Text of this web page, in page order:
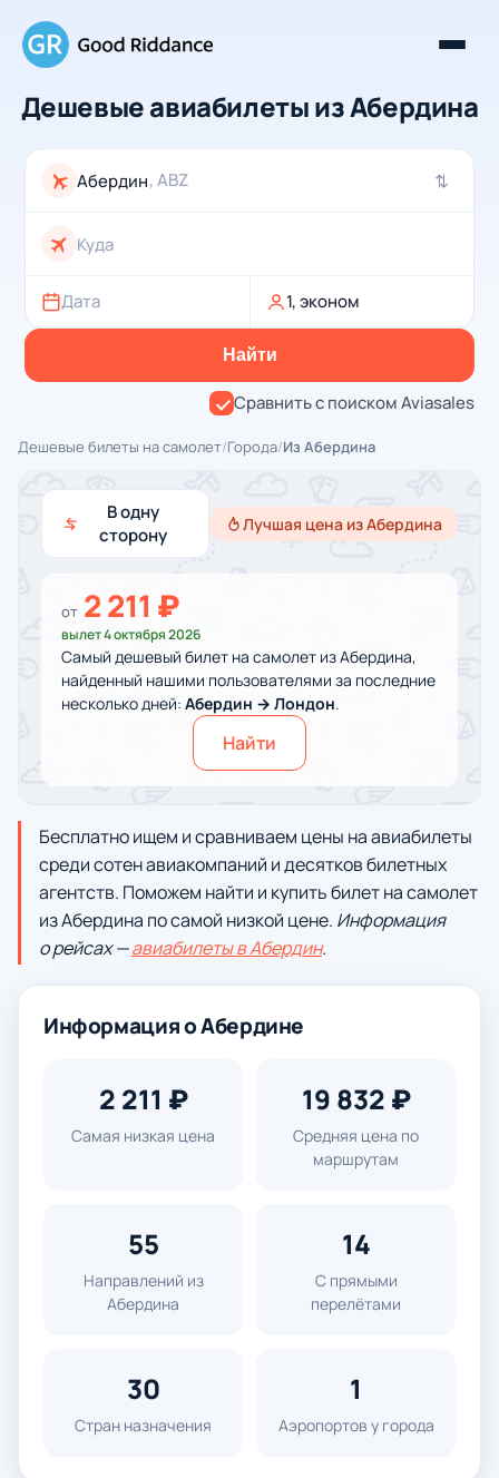
Дешевые авиабилеты из Абердина
, ABZ ⇄
Дата 1, эконом
Найти
Сравнить с поиском Aviasales
Дешевые билеты на самолет/Города/Из Абердина
В одну
сторону
Лучшая цена из Абердина
от 2 211 ₽
вылет 4 октября 2026
Самый дешевый билет на самолет из Абердина,
найденный нашими пользователями за последние
несколько дней: Абердин → Лондон.
Найти
Бесплатно ищем и сравниваем цены на авиабилеты
среди сотен авиакомпаний и десятков билетных
агентств. Поможем найти и купить билет на самолет
из Абердина по самой низкой цене. Информация
о рейсах —авиабилеты в Абердин.
Информация о Абердине
2 211 ₽
Самая низкая цена
19 832 ₽
Средняя цена по
маршрутам
55
Направлений из
Абердина
14
С прямыми
перелётами
30
Стран назначения
1
Аэропортов у города